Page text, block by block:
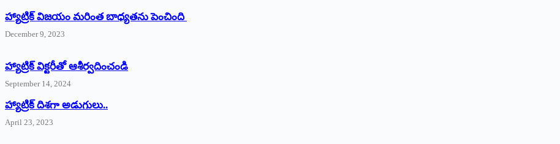
హ్యాట్రిక్ విజయం మరింత బాధ్యతను పెంచింది
December 9, 2023
హ్యాట్రిక్‌ ‌విక్టరీతో ఆశీర్వదించండి
September 14, 2024
‌హ్యాట్రిక్‌ ‌దిశగా అడుగులు..
April 23, 2023